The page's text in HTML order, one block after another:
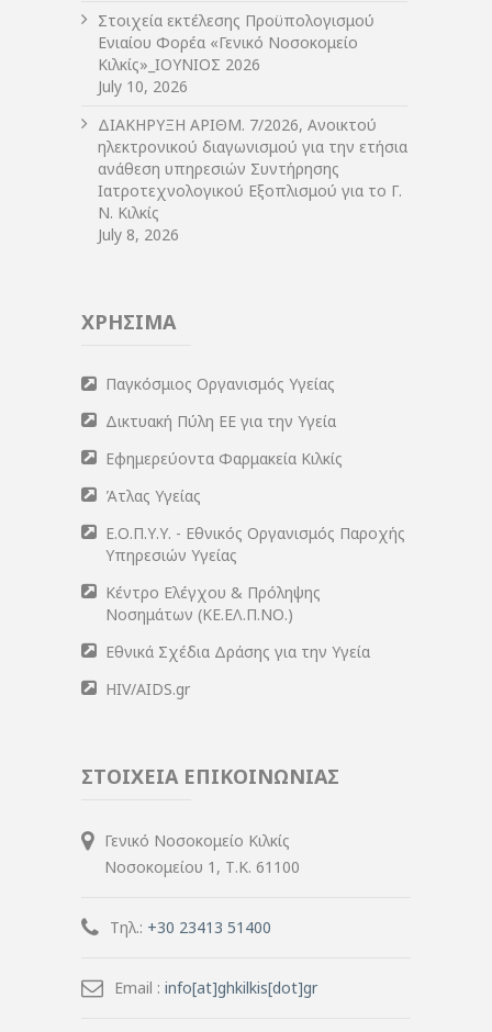
Στοιχεία εκτέλεσης Προϋπολογισμού
Ενιαίου Φορέα «Γενικό Νοσοκομείο
Κιλκίς»_ΙΟΥΝΙΟΣ 2026
July 10, 2026
ΔIΑΚΗΡΥΞΗ ΑΡIΘΜ. 7/2026, Ανοικτού
ηλεκτρονικού διαγωνισμού για την ετήσια
ανάθεση υπηρεσιών Συντήρησης
Ιατροτεχνολογικού Εξοπλισμού για το Γ.
Ν. Κιλκίς
July 8, 2026
ΧΡΗΣΙΜΑ
Παγκόσμιος Οργανισμός Υγείας
Δικτυακή Πύλη ΕΕ για την Υγεία
Εφημερεύοντα Φαρμακεία Κιλκίς
Άτλας Υγείας
Ε.Ο.Π.Υ.Υ. - Εθνικός Οργανισμός Παροχής
Υπηρεσιών Υγείας
Κέντρο Ελέγχου & Πρόληψης
Νοσημάτων (ΚΕ.ΕΛ.Π.ΝΟ.)
Εθνικά Σχέδια Δράσης για την Υγεία
HIV/AIDS.gr
ΣΤΟΙΧΕΙΑ ΕΠΙΚΟΙΝΩΝΙΑΣ
Γενικό Νοσοκομείο Κιλκίς
Νοσοκομείου 1, Τ.Κ. 61100
Τηλ.: +30 23413 51400
Email : info[at]ghkilkis[dot]gr